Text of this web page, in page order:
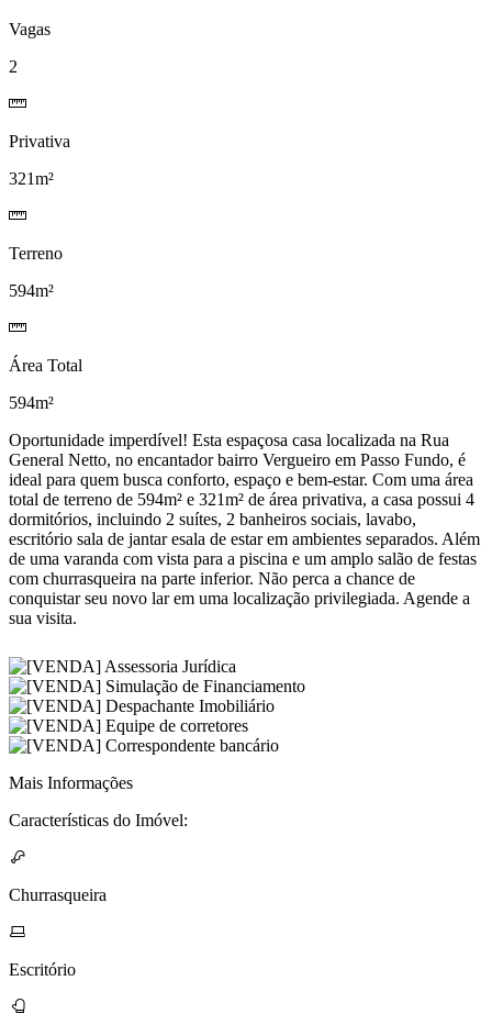
Vagas
2
Privativa
321m²
Terreno
594m²
Área Total
594m²
Oportunidade imperdível! Esta espaçosa casa localizada na Rua
General Netto, no encantador bairro Vergueiro em Passo Fundo, é
ideal para quem busca conforto, espaço e bem-estar. Com uma área
total de terreno de 594m² e 321m² de área privativa, a casa possui 4
dormitórios, incluindo 2 suítes, 2 banheiros sociais, lavabo,
escritório sala de jantar esala de estar em ambientes separados. Além
de uma varanda com vista para a piscina e um amplo salão de festas
com churrasqueira na parte inferior. Não perca a chance de
conquistar seu novo lar em uma localização privilegiada. Agende a
sua visita.
Mais Informações
Características do Imóvel:
Churrasqueira
Escritório